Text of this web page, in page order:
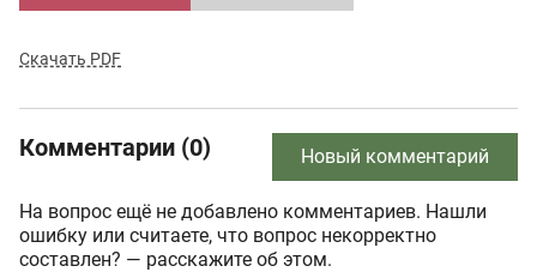
Скачать PDF
Комментарии (0) Новый комментарий
На вопрос ещё не добавлено комментариев. Нашли
ошибку или считаете, что вопрос некорректно
составлен? — расскажите об этом.